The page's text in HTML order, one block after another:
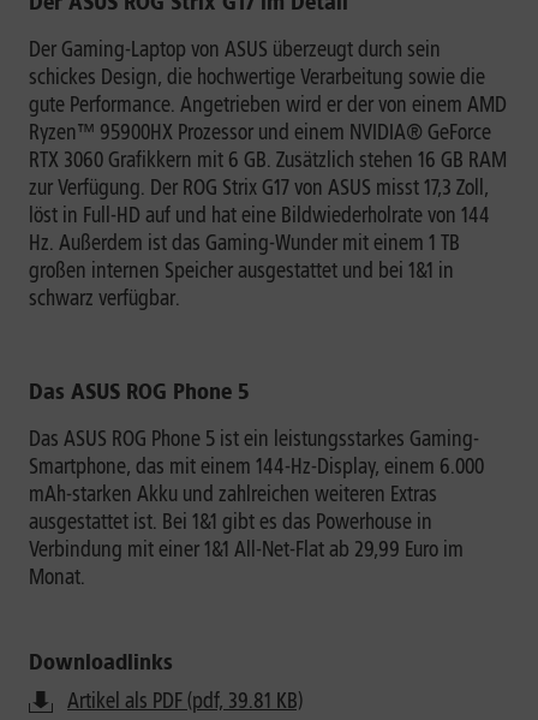
Der Gaming-Laptop von ASUS überzeugt durch sein
schickes Design, die hochwertige Verarbeitung sowie die
gute Performance. Angetrieben wird er der von einem AMD
Ryzen™ 95900HX Prozessor und einem NVIDIA® GeForce
RTX 3060 Grafikkern mit 6 GB. Zusätzlich stehen 16 GB RAM
zur Verfügung. Der ROG Strix G17 von ASUS misst 17,3 Zoll,
löst in Full-HD auf und hat eine Bildwiederholrate von 144
Hz. Außerdem ist das Gaming-Wunder mit einem 1 TB
großen internen Speicher ausgestattet und bei 1&1 in
schwarz verfügbar.
Das ASUS ROG Phone 5
Das ASUS ROG Phone 5 ist ein leistungsstarkes Gaming-
Smartphone, das mit einem 144-Hz-Display, einem 6.000
mAh-starken Akku und zahlreichen weiteren Extras
ausgestattet ist. Bei 1&1 gibt es das Powerhouse in
Verbindung mit einer 1&1 All-Net-Flat ab 29,99 Euro im
Monat.
Downloadlinks
Artikel als PDF (pdf, 39.81 KB)